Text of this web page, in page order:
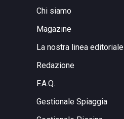
Chi siamo
Magazine
La nostra linea editoriale
Redazione
F.A.Q.
Gestionale Spiaggia